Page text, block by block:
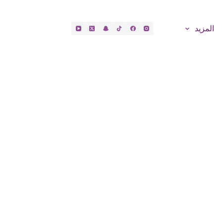
المزيد